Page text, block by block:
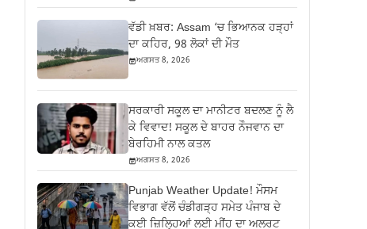
ਵੱਡੀ ਖ਼ਬਰ: Assam ‘ਚ ਭਿਆਨਕ ਹੜ੍ਹਾਂ
ਦਾ ਕਹਿਰ, 98 ਲੋਕਾਂ ਦੀ ਮੌਤ
ਅਗਸਤ 8, 2026
ਸਰਕਾਰੀ ਸਕੂਲ ਦਾ ਮਾਨੀਟਰ ਬਦਲਣ ਨੂੰ ਲੈ
ਕੇ ਵਿਵਾਦ! ਸਕੂਲ ਦੇ ਬਾਹਰ ਨੌਜਵਾਨ ਦਾ
ਬੇਰਹਿਮੀ ਨਾਲ ਕਤਲ
ਅਗਸਤ 8, 2026
Punjab Weather Update! ਮੌਸਮ
ਵਿਭਾਗ ਵੱਲੋਂ ਚੰਡੀਗੜ੍ਹ ਸਮੇਤ ਪੰਜਾਬ ਦੇ
ਕਈ ਜ਼ਿਲ੍ਹਿਆਂ ਲਈ ਮੀਂਹ ਦਾ ਅਲਰਟ